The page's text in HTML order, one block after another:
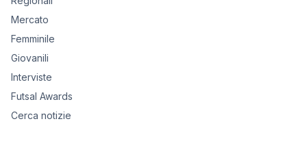
Mercato
Femminile
Giovanili
Interviste
Futsal Awards
Cerca notizie